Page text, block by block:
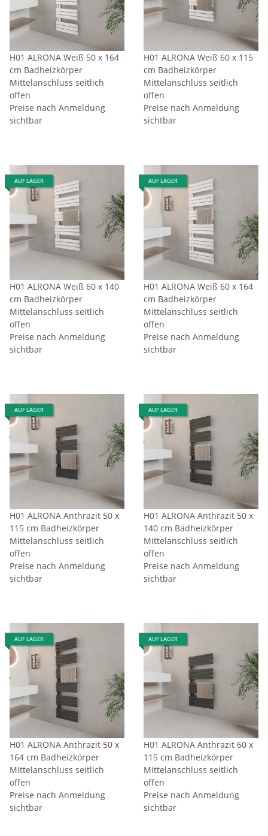
H01 ALRONA Weiß 50 x 164
cm Badheizkörper
Mittelanschluss seitlich
offen
Preise nach Anmeldung
sichtbar
H01 ALRONA Weiß 60 x 115
cm Badheizkörper
Mittelanschluss seitlich
offen
Preise nach Anmeldung
sichtbar
AUF LAGER
H01 ALRONA Weiß 60 x 140
cm Badheizkörper
Mittelanschluss seitlich
offen
Preise nach Anmeldung
sichtbar
AUF LAGER
H01 ALRONA Weiß 60 x 164
cm Badheizkörper
Mittelanschluss seitlich
offen
Preise nach Anmeldung
sichtbar
AUF LAGER
H01 ALRONA Anthrazit 50 x
115 cm Badheizkörper
Mittelanschluss seitlich
offen
Preise nach Anmeldung
sichtbar
AUF LAGER
H01 ALRONA Anthrazit 50 x
140 cm Badheizkörper
Mittelanschluss seitlich
offen
Preise nach Anmeldung
sichtbar
AUF LAGER
H01 ALRONA Anthrazit 50 x
164 cm Badheizkörper
Mittelanschluss seitlich
offen
Preise nach Anmeldung
sichtbar
AUF LAGER
H01 ALRONA Anthrazit 60 x
115 cm Badheizkörper
Mittelanschluss seitlich
offen
Preise nach Anmeldung
sichtbar